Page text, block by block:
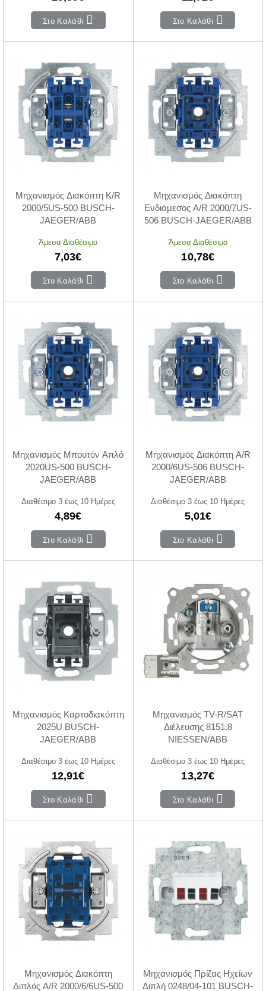
Στο Καλάθι Στο Καλάθι
Μηχανισμός Διακόπτη K/R
2000/5US-500 BUSCH-
JAEGER/ABB
Άμεσα Διαθέσιμο
7,03€
Στο Καλάθι
Μηχανισμός Διακόπτη
Ενδιάμεσος A/R 2000/7US-
506 BUSCH-JAEGER/ABB
Άμεσα Διαθέσιμο
10,78€
Στο Καλάθι
Μηχανισμός Μπουτόν Απλό
2020US-500 BUSCH-
JAEGER/ABB
Διαθέσιμο 3 έως 10 Ημέρες
4,89€
Στο Καλάθι
Μηχανισμός Διακόπτη Α/R
2000/6US-506 BUSCH-
JAEGER/ABB
Διαθέσιμο 3 έως 10 Ημέρες
5,01€
Στο Καλάθι
Μηχανισμός Καρτοδιακόπτη
2025U BUSCH-
JAEGER/ABB
Διαθέσιμο 3 έως 10 Ημέρες
12,91€
Στο Καλάθι
Μηχανισμός TV-R/SAT
Διέλευσης 8151.8
NIESSEN/ABB
Διαθέσιμο 3 έως 10 Ημέρες
13,27€
Στο Καλάθι
Μηχανισμός Διακόπτη
Διπλός A/R 2000/6/6US-500
Μηχανισμός Πρίζας Ηχείων
Διπλή 0248/04-101 BUSCH-